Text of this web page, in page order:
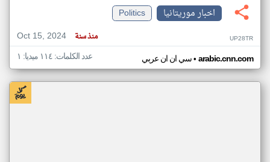
اخبار موريتانيا
Politics
Oct 15, 2024
منذ سنة UP28TR
سي ان ان عربي• arabic.cnn.com عدد الكلمات: ١١٤ ميديا: ١